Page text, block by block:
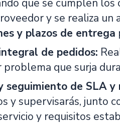
que se cumplen
y se realiza un
y plazos de entrega
de pedidos:
problema que surja
seguimiento de SLA
y supervisarás, junto
y requisitos